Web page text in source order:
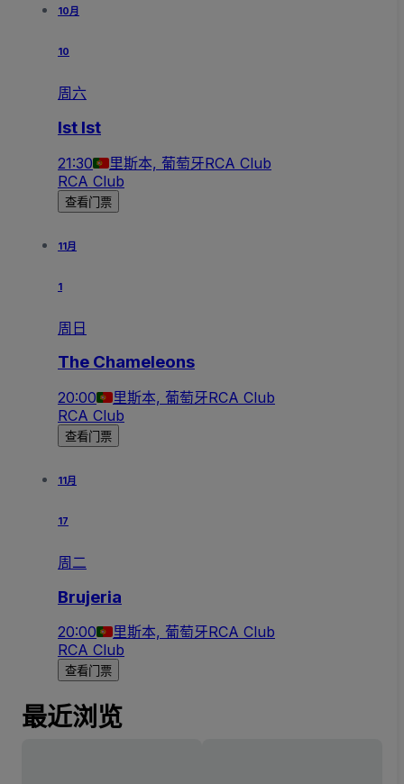
10月
10
周六
Ist Ist
21:30 里斯本, 葡萄牙RCA Club
RCA Club
查看门票
11月
1
周日
The Chameleons
20:00 里斯本, 葡萄牙RCA Club
RCA Club
查看门票
11月
17
周二
Brujeria
20:00 里斯本, 葡萄牙RCA Club
RCA Club
查看门票
最近浏览